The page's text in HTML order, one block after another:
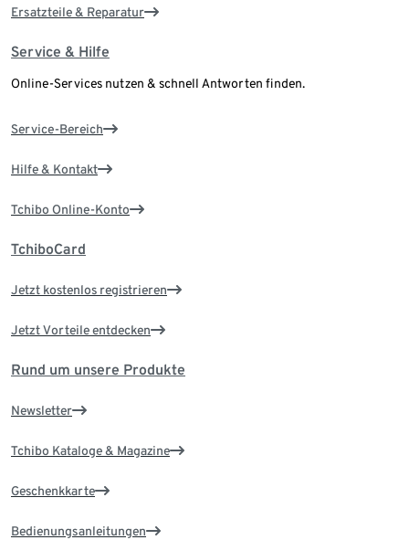
Ersatzteile & Reparatur
Service & Hilfe
Online-Services nutzen & schnell Antworten finden.
Service-Bereich
Hilfe & Kontakt
Tchibo Online-Konto
TchiboCard
Jetzt kostenlos registrieren
Jetzt Vorteile entdecken
Rund um unsere Produkte
Newsletter
Tchibo Kataloge & Magazine
Geschenkkarte
Bedienungsanleitungen